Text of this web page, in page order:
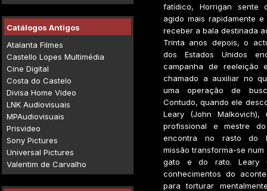
Catálogos Antigos
Atalanta Filmes
Castello Lopes Multimédia
Cine Digital
Costa do Castelo
Divisa Home Video
LNK Audiovisuais
MPAudiovisuais
Prisvideo
Sony Pictures
Universal Pictures
Valentim de Carvalho
fatídico, Horrigan sente
agido mais rapidamente
receber a bala destinada
Trinta anos depois, o
dos Estados Unidos
campanha de reeleição
chamado a auxiliar no
uma operação de
Contudo, quando ele
Leary (John Malkovich),
profissional e mestre
encontra no rasto do
missão transforma-se num
gato e do rato. Leary
conhecimentos do
para torturar